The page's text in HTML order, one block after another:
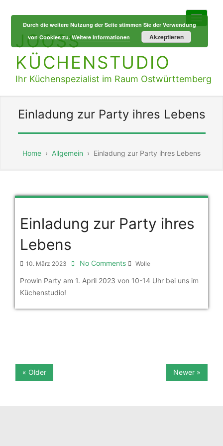
JOOSS
KÜCHENSTUDIO
Ihr Küchenspezialist im Raum Ostwürttemberg
Einladung zur Party ihres Lebens
Home › Allgemein › Einladung zur Party ihres Lebens
Einladung zur Party ihres
Lebens
10. März 2023 No Comments Wolle
Prowin Party am 1. April 2023 von 10-14 Uhr bei uns im
Küchenstudio!
« Older Newer »
Durch die weitere Nutzung der Seite stimmen Sie der Verwendung
von Cookies zu.Weitere Informationen Akzeptieren